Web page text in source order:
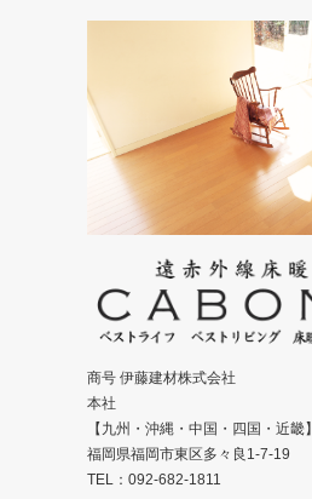
商号 伊藤建材株式会社
本社
【九州・沖縄・中国・四国・近畿】
福岡県福岡市東区多々良1-7-19
TEL：092-682-1811